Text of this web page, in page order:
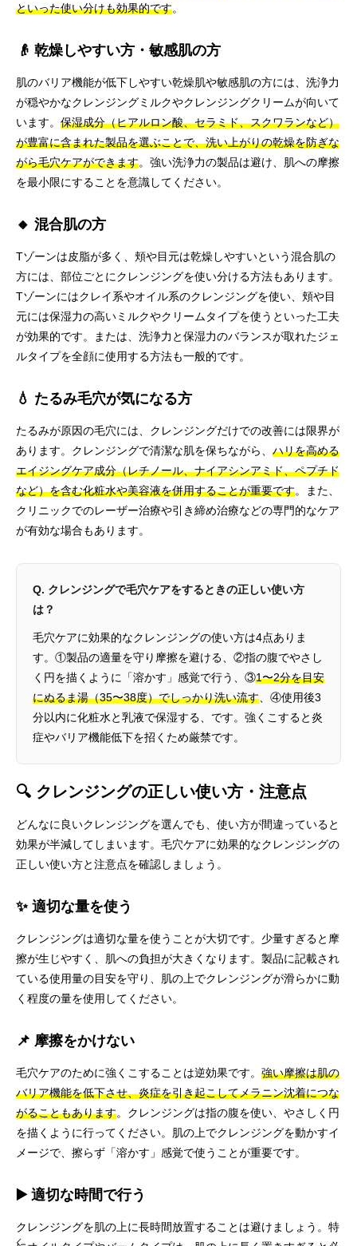
といった使い分けも効果的です。
👴 乾燥しやすい方・敏感肌の方
肌のバリア機能が低下しやすい乾燥肌や敏感肌の方には、洗浄力
が穏やかなクレンジングミルクやクレンジングクリームが向いて
います。 保湿成分（ヒアルロン酸、セラミド、スクワランなど）
が豊富に含まれた製品を選ぶことで、洗い上がりの乾燥を防ぎな
がら毛穴ケアができます。強い洗浄力の製品は避け、肌への摩擦
を最小限にすることを意識してください。
🔸 混合肌の方
Tゾーンは皮脂が多く、頬や目元は乾燥しやすいという混合肌の
方には、部位ごとにクレンジングを使い分ける方法もあります。
Tゾーンにはクレイ系やオイル系のクレンジングを使い、頬や目
元には保湿力の高いミルクやクリームタイプを使うといった工夫
が効果的です。または、洗浄力と保湿力のバランスが取れたジェ
ルタイプを全顔に使用する方法も一般的です。
💧 たるみ毛穴が気になる方
たるみが原因の毛穴には、クレンジングだけでの改善には限界が
あります。クレンジングで清潔な肌を保ちながら、 ハリを高める
エイジングケア成分（レチノール、ナイアシンアミド、ペプチド
など）を含む化粧水や美容液を併用することが重要です。また、
クリニックでのレーザー治療や引き締め治療などの専門的なケア
が有効な場合もあります。
Q. クレンジングで毛穴ケアをするときの正しい使い方
は？
毛穴ケアに効果的なクレンジングの使い方は4点ありま
す。①製品の適量を守り摩擦を避ける、②指の腹でやさし
く円を描くように「溶かす」感覚で行う、③1〜2分を目安
にぬるま湯（35〜38度）でしっかり洗い流す 、④使用後3
分以内に化粧水と乳液で保湿する、です。強くこすると炎
症やバリア機能低下を招くため厳禁です。
🔍 クレンジングの正しい使い方・注意点
どんなに良いクレンジングを選んでも、使い方が間違っていると
効果が半減してしまいます。毛穴ケアに効果的なクレンジングの
正しい使い方と注意点を確認しましょう。
✨ 適切な量を使う
クレンジングは適切な量を使うことが大切です。少量すぎると摩
擦が生じやすく、肌への負担が大きくなります。製品に記載され
ている使用量の目安を守り、肌の上でクレンジングが滑らかに動
く程度の量を使用してください。
📌 摩擦をかけない
毛穴ケアのために強くこすることは逆効果です。 強い摩擦は肌の
バリア機能を低下させ、炎症を引き起こしてメラニン沈着につな
がることもあります。クレンジングは指の腹を使い、やさしく円
を描くように行ってください。肌の上でクレンジングを動かすイ
メージで、擦らず「溶かす」感覚で使うことが重要です。
▶️ 適切な時間で行う
クレンジングを肌の上に長時間放置することは避けましょう。特